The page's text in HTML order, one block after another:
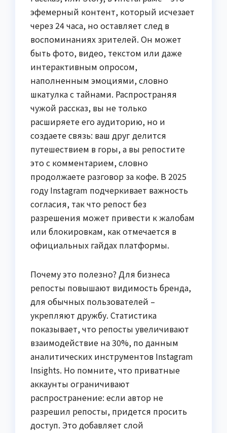
эфемерный контент, который исчезает
через 24 часа, но оставляет след в
воспоминаниях зрителей. Он может
быть фото, видео, текстом или даже
интерактивным опросом,
наполненным эмоциями, словно
шкатулка с тайнами. Распространяя
чужой рассказ, вы не только
расширяете его аудиторию, но и
создаете связь: ваш друг делится
путешествием в горы, а вы репостите
это с комментарием, словно
продолжаете разговор за кофе. В 2025
году Instagram подчеркивает важность
согласия, так что репост без
разрешения может привести к жалобам
или блокировкам, как отмечается в
официальных гайдах платформы.
Почему это полезно? Для бизнеса
репосты повышают видимость бренда,
для обычных пользователей –
укрепляют дружбу. Статистика
показывает, что репосты увеличивают
взаимодействие на 30%, по данным
аналитических инструментов Instagram
Insights. Но помните, что приватные
аккаунты ограничивают
распространение: если автор не
разрешил репосты, придется просить
доступ. Это добавляет слой